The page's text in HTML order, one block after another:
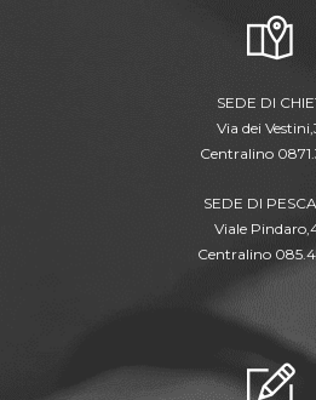
SEDE DI
Via dei
Centralino
SEDE DI
Viale
Centralino